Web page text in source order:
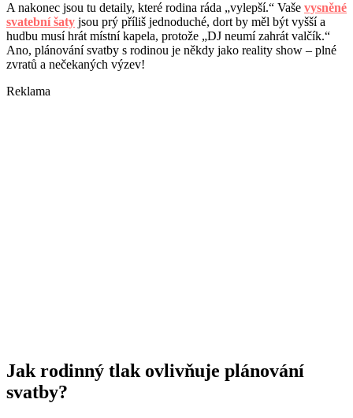
A nakonec jsou tu detaily, které rodina ráda „vylepší.“ Vaše vysněné
svatební šaty jsou prý příliš jednoduché, dort by měl být vyšší a
hudbu musí hrát místní kapela, protože „DJ neumí zahrát valčík.“
Ano, plánování svatby s rodinou je někdy jako reality show – plné
zvratů a nečekaných výzev!
Reklama
Jak rodinný tlak ovlivňuje plánování
svatby?